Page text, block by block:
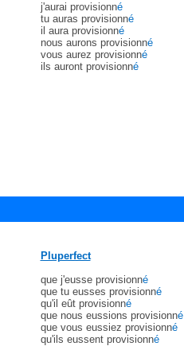
j'aurai provisionné
tu auras provisionné
il aura provisionné
nous aurons provisionné
vous aurez provisionné
ils auront provisionné
Pluperfect
que j'eusse provisionné
que tu eusses provisionné
qu'il eût provisionné
que nous eussions provisionné
que vous eussiez provisionné
qu'ils eussent provisionné